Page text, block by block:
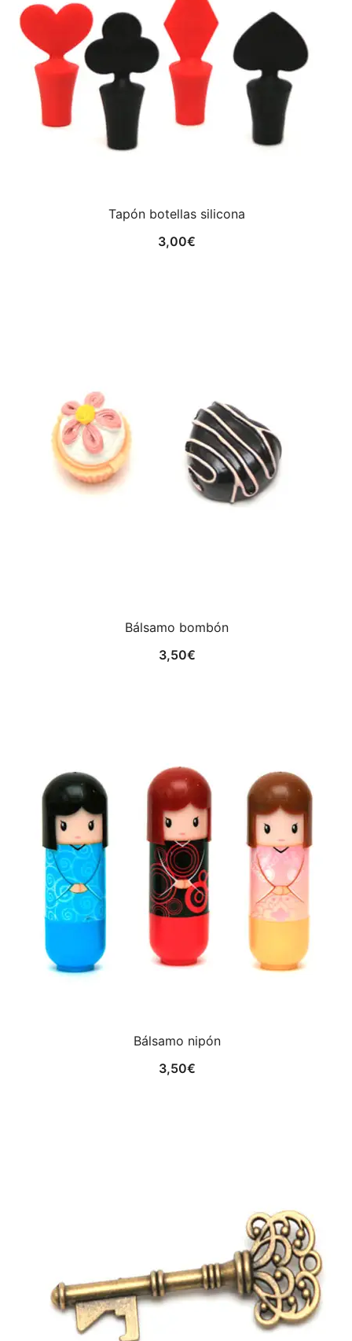
Tapón botellas silicona
3,00€
Bálsamo bombón
3,50€
Bálsamo nipón
3,50€